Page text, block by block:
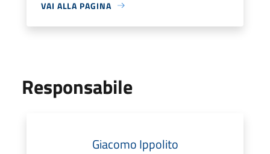
VAI ALLA PAGINA
Responsabile
Giacomo Ippolito